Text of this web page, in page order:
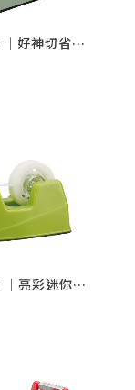
│0520B │好神切省力平切膠帶台
│0521N │亮彩迷你膠帶台